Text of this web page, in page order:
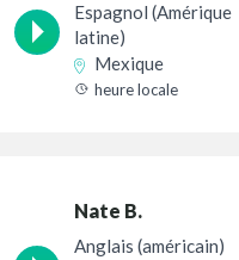
Espagnol (Amérique
latine)
Mexique
heure locale
Nate B.
Anglais (américain)